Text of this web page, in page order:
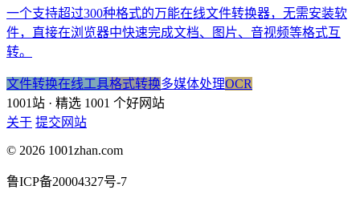
一个支持超过300种格式的万能在线文件转换器，无需安装软
件，直接在浏览器中快速完成文档、图片、音视频等格式互
转。
文件转换在线工具格式转换多媒体处理OCR
1001站 · 精选 1001 个好网站
关于 提交网站
© 2026 1001zhan.com
鲁ICP备20004327号-7